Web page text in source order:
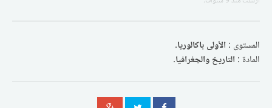
المستوى : الأولى باكالوريا.
المادة : التاريخ والجغرافيا.